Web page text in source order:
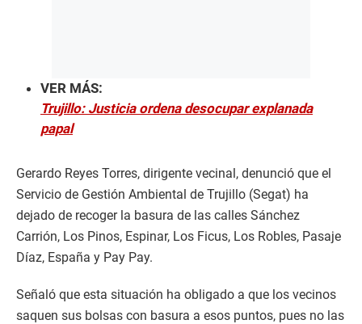
VER MÁS:
Trujillo: Justicia ordena desocupar explanada
papal
Gerardo Reyes Torres, dirigente vecinal, denunció que el
Servicio de Gestión Ambiental de Trujillo (Segat) ha
dejado de recoger la basura de las calles Sánchez
Carrión, Los Pinos, Espinar, Los Ficus, Los Robles, Pasaje
Díaz, España y Pay Pay.
Señaló que esta situación ha obligado a que los vecinos
saquen sus bolsas con basura a esos puntos, pues no las